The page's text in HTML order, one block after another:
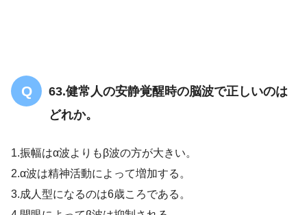
【暗記用】反射中枢の組み合わせを完璧
に覚えよう！
63.健常人の安静覚醒時の脳波で正しいのは
どれか。
1.振幅はα波よりもβ波の方が大きい。
2.α波は精神活動によって増加する。
3.成人型になるのは6歳ころである。